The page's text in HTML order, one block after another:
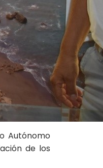
Autónomo
de los